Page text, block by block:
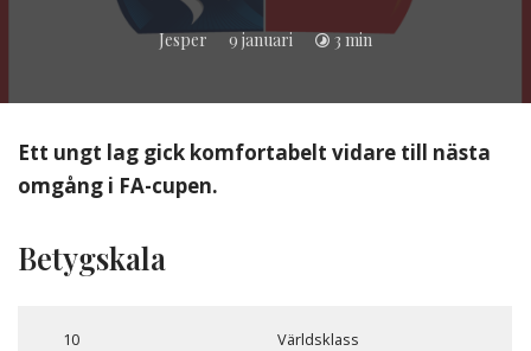
Jesper 9 januari 3 min
Ett ungt lag gick komfortabelt vidare till nästa
omgång i FA-cupen.
Betygskala
10 Världsklass